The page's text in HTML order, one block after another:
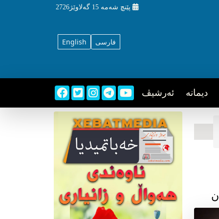
پێنچ شه‌مه‌ 15 گه‌لاوێژ2726
English فارسی
دیمانه ئه‌رشیڤ